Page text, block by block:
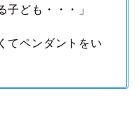
子ども・・・」
てペンダントをい